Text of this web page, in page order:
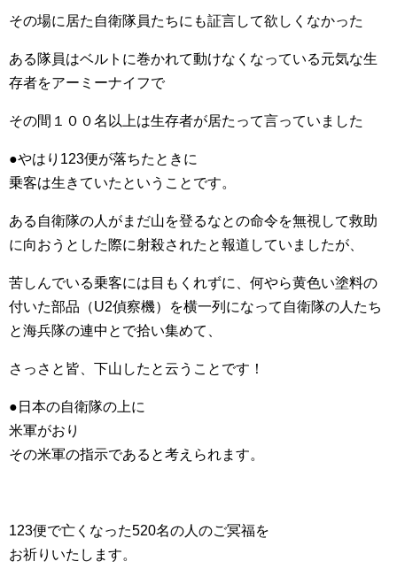
その場に居た自衛隊員たちにも証言して欲しくなかった
ある隊員はベルトに巻かれて動けなくなっている元気な生
存者をアーミーナイフで
その間１００名以上は生存者が居たって言っていました
●やはり123便が落ちたときに
乗客は生きていたということです。
ある自衛隊の人がまだ山を登るなとの命令を無視して救助
に向おうとした際に射殺されたと報道していましたが、
苦しんでいる乗客には目もくれずに、何やら黄色い塗料の
付いた部品（U2偵察機）を横一列になって自衛隊の人たち
と海兵隊の連中とで拾い集めて、
さっさと皆、下山したと云うことです！
●日本の自衛隊の上に
米軍がおり
その米軍の指示であると考えられます。
123便で亡くなった520名の人のご冥福を
お祈りいたします。